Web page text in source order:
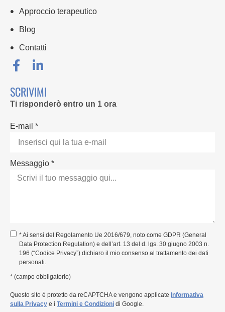
Approccio terapeutico
Blog
Contatti
SCRIVIMI
Ti risponderò entro un 1 ora
E-mail *
Messaggio *
* Ai sensi del Regolamento Ue 2016/679, noto come GDPR (General
Data Protection Regulation) e dell’art. 13 del d. lgs. 30 giugno 2003 n.
196 (“Codice Privacy”) dichiaro il mio consenso al trattamento dei dati
personali.
* (campo obbligatorio)
Questo sito è protetto da reCAPTCHA e vengono applicate Informativa
sulla Privacy e i Termini e Condizioni di Google.